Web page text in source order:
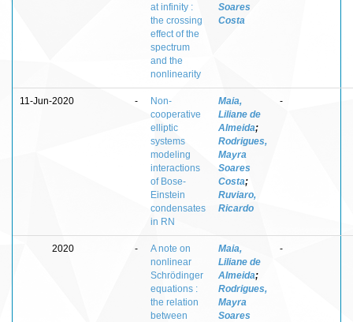
at infinity :
the crossing
effect of the
spectrum
and the
nonlinearity
Soares
Costa
11-Jun-2020 -
Non-
cooperative
elliptic
systems
modeling
interactions
of Bose-
Einstein
condensates
in RN
Maia,
Liliane de
Almeida;
Rodrigues,
Mayra
Soares
Costa;
Ruviaro,
Ricardo
-
2020 -
A note on
nonlinear
Schrödinger
equations :
the relation
between
Maia,
Liliane de
Almeida;
Rodrigues,
Mayra
Soares
-